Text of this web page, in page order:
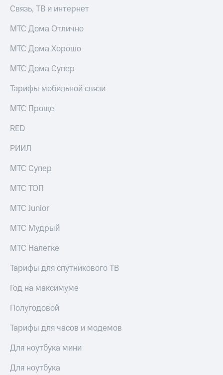
Личный
акционера
Акционерный
капитал
Контроль
аудит
акций
Описание
Дивиденды
Рынок
облигаций
Описание
Еврооблигации-2023
Уведомление
о
именных
Другое
Регистратор
Контакты
деловая этика
Связь, ТВ и интернет
МТС Дома Отлично
МТС Дома Хорошо
МТС Дома Супер
Тарифы мобильной связи
МТС Проще
RED
РИИЛ
МТС Супер
МТС ТОП
МТС Junior
МТС Мудрый
МТС Налегке
Тарифы для спутникового ТВ
Год на максимуме
Полугодовой
Тарифы для часов и модемов
Для ноутбука мини
Для ноутбука